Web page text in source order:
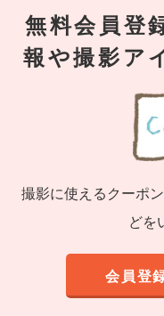
無料会員登
報や撮影ア
撮影に使えるクーポ
どを
会員登